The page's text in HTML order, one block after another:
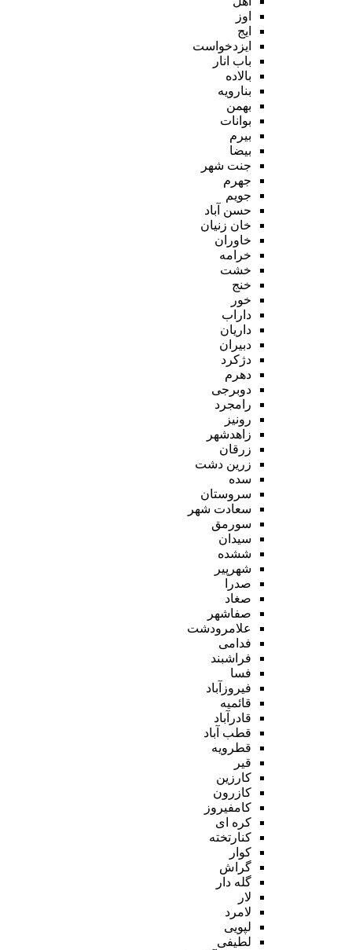
اوز
ایج
ایزدخواست
باب انار
بالاده
بنارویه
بهمن
بوانات
بیرم
بیضا
جنت شهر
جهرم
جویم
حسن آباد
خان زنیان
خاوران
خرامه
خشت
خنج
خور
داراب
داریان
دبیران
دژکرد
دهرم
دوبرجی
رامجرد
رونیز
زاهدشهر
زرقان
زرین دشت
سده
سروستان
سعادت شهر
سورمق
سیدان
ششده
شهرپیر
صدرا
صغاد
صفاشهر
علامرودشت
فدامی
فراشبند
فسا
فیروزآباد
قائمیه
قادرآباد
قطب آباد
قطرویه
قیر
کارزین
کازرون
کامفیروز
کره ای
کنارتخته
کوار
گراش
گله دار
لار
لامرد
لپویی
لطیفی